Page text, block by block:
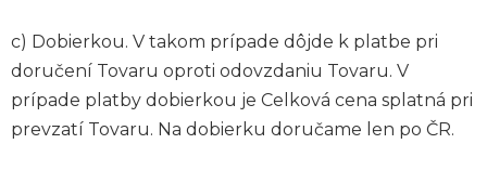
c) Dobierkou. V takom prípade dôjde k platbe pri
doručení Tovaru oproti odovzdaniu Tovaru. V
prípade platby dobierkou je Celková cena splatná pri
prevzatí Tovaru. Na dobierku doručame len po ČR.